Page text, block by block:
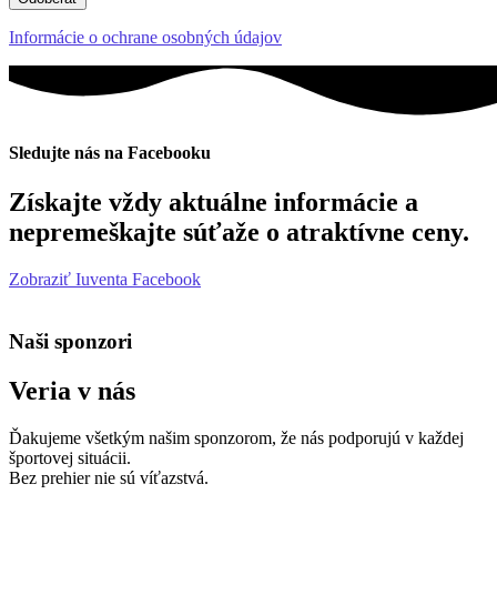
Informácie o ochrane osobných údajov
Sledujte nás na Facebooku
Získajte vždy aktuálne informácie a
nepremeškajte súťaže o atraktívne ceny.
Zobraziť Iuventa Facebook
Naši sponzori
Veria v nás
Ďakujeme všetkým našim sponzorom, že nás podporujú v každej
športovej situácii.
Bez prehier nie sú víťazstvá.